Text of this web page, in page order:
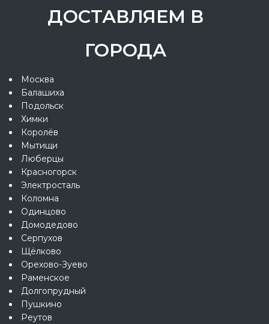
ДОСТАВЛЯЕМ В
ГОРОДА
Москва
Балашиха
Подольск
Химки
Королёв
Мытищи
Люберцы
Красногорск
Электросталь
Коломна
Одинцово
Домодедово
Серпухов
Щёлково
Орехово-Зуево
Раменское
Долгопрудный
Пушкино
Реутов